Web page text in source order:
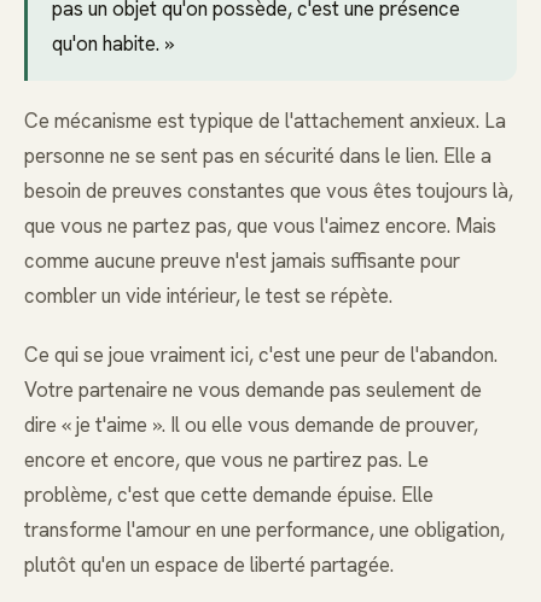
pas un objet qu'on possède, c'est une présence
qu'on habite. »
Ce mécanisme est typique de l'attachement anxieux. La
personne ne se sent pas en sécurité dans le lien. Elle a
besoin de preuves constantes que vous êtes toujours là,
que vous ne partez pas, que vous l'aimez encore. Mais
comme aucune preuve n'est jamais suffisante pour
combler un vide intérieur, le test se répète.
Ce qui se joue vraiment ici, c'est une peur de l'abandon.
Votre partenaire ne vous demande pas seulement de
dire « je t'aime ». Il ou elle vous demande de prouver,
encore et encore, que vous ne partirez pas. Le
problème, c'est que cette demande épuise. Elle
transforme l'amour en une performance, une obligation,
plutôt qu'en un espace de liberté partagée.